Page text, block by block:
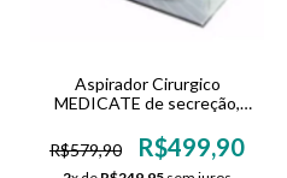
Aspirador Cirurgico
MEDICATE de secreção,
R$579,90
R$499,90